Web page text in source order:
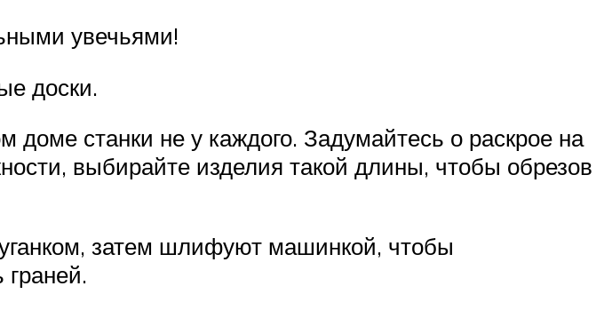
увечьями!
доски.
доме станки не у каждого. Задумайтесь о раскрое на
выбирайте изделия такой длины, чтобы обрезов
затем шлифуют машинкой, чтобы
граней.